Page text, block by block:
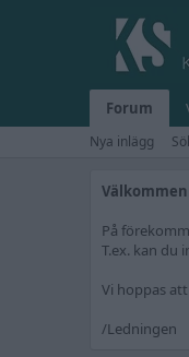
Forum
Nya inlägg
På
T.ex. kan du
Vi hoppas
/Ledningen